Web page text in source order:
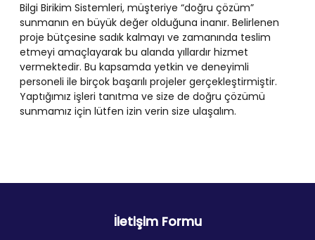
Bilgi Birikim Sistemleri, müşteriye “doğru çözüm”
sunmanın en büyük değer olduğuna inanır. Belirlenen
proje bütçesine sadık kalmayı ve zamanında teslim
etmeyi amaçlayarak bu alanda yıllardır hizmet
vermektedir. Bu kapsamda yetkin ve deneyimli
personeli ile birçok başarılı projeler gerçekleştirmiştir.
Yaptığımız işleri tanıtma ve size de doğru çözümü
sunmamız için lütfen izin verin size ulaşalım.
İletişim Formu